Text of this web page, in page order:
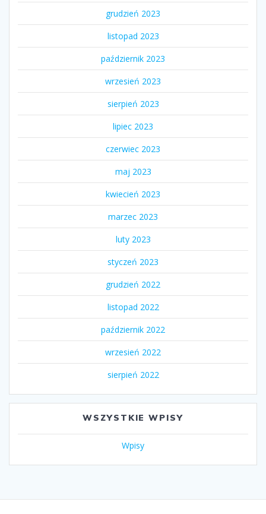
grudzień 2023
listopad 2023
październik 2023
wrzesień 2023
sierpień 2023
lipiec 2023
czerwiec 2023
maj 2023
kwiecień 2023
marzec 2023
luty 2023
styczeń 2023
grudzień 2022
listopad 2022
październik 2022
wrzesień 2022
sierpień 2022
WSZYSTKIE WPISY
Wpisy